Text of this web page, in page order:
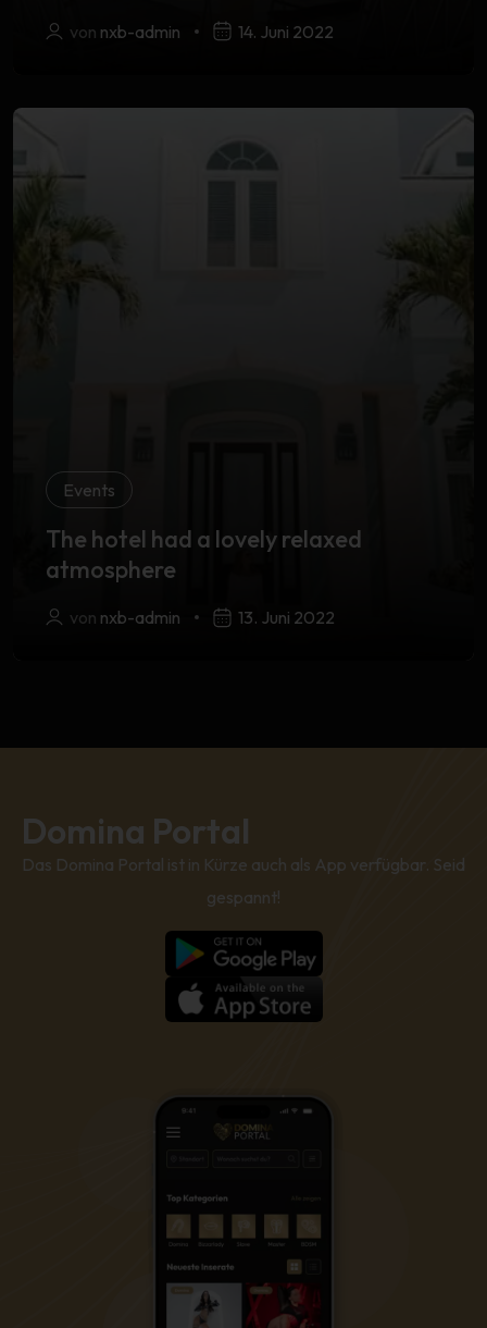
von nxb-admin 14. Juni 2022
Events
The hotel had a lovely relaxed
atmosphere
von nxb-admin 13. Juni 2022
Domina Portal
Das Domina Portal ist in Kürze auch als App verfügbar. Seid
gespannt!